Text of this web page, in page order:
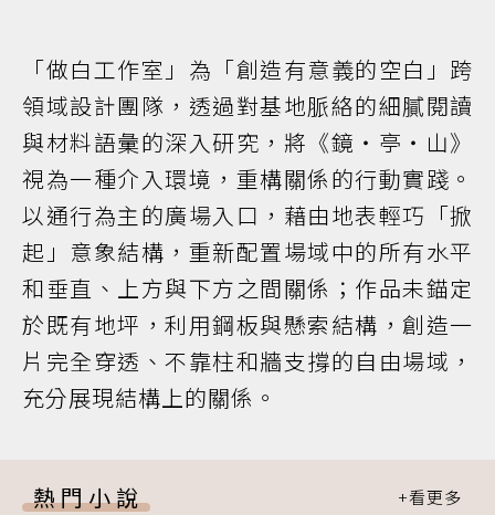
「做白工作室」為「創造有意義的空白」跨
領域設計團隊，透過對基地脈絡的細膩閱讀
與材料語彙的深入研究，將《鏡・亭・山》
視為一種介入環境，重構關係的行動實踐。
以通行為主的廣場入口，藉由地表輕巧「掀
起」意象結構，重新配置場域中的所有水平
和垂直、上方與下方之間關係；作品未錨定
於既有地坪，利用鋼板與懸索結構，創造一
片完全穿透、不靠柱和牆支撐的自由場域，
充分展現結構上的關係。
熱門小說